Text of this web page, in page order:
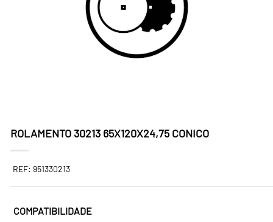
ROLAMENTO 30213 65X120X24,75 CONICO
REF: 951330213
COMPATIBILIDADE